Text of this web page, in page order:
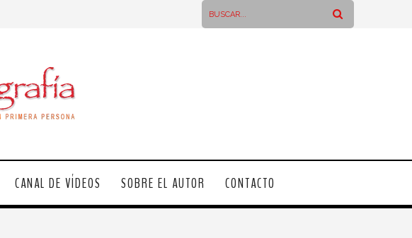
CANAL DE VÍDEOS SOBRE EL AUTOR CONTACTO